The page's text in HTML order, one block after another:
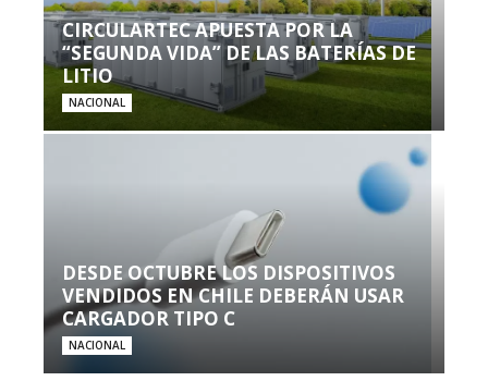
CIRCULARTEC APUESTA POR LA
“SEGUNDA VIDA” DE LAS BATERÍAS DE
LITIO
NACIONAL
DESDE OCTUBRE LOS DISPOSITIVOS
VENDIDOS EN CHILE DEBERÁN USAR
CARGADOR TIPO C
NACIONAL